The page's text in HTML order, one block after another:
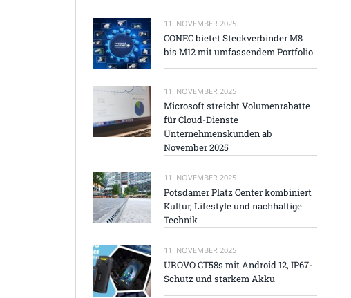
11. NOVEMBER 2025
CONEC bietet Steckverbinder M8
bis M12 mit umfassendem Portfolio
11. NOVEMBER 2025
Microsoft streicht Volumenrabatte
für Cloud-Dienste
Unternehmenskunden ab
November 2025
11. NOVEMBER 2025
Potsdamer Platz Center kombiniert
Kultur, Lifestyle und nachhaltige
Technik
11. NOVEMBER 2025
UROVO CT58s mit Android 12, IP67-
Schutz und starkem Akku